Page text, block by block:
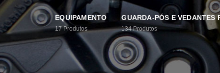
EQUIPAMENTO
17 Produtos
GUARDA-PÓS E VEDANTES
134 Produtos